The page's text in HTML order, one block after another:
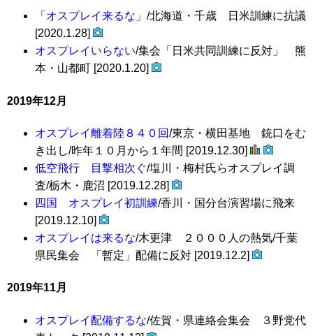
「オスプレイ来るな」 /北海道・千歳 日米訓練に抗議
[2020.1.28]
オスプレイいらない/集会「日米共同訓練に反対」 熊
本・山都町 [2020.1.20]
2019年12月
オスプレイ離着陸８４０回/東京・横田基地 銃口をむ
き出し/昨年１０月から１年間 [2019.12.30]
低空飛行 目撃相次ぐ/塩川・梅村氏らオスプレイ調
査/栃木・鹿沼 [2019.12.28]
四国 オスプレイ初訓練/香川・国分台演習場に飛来
[2019.12.10]
オスプレイは来るな/木更津 ２０００人の熱気/千葉
県民集会 「暫定」配備に反対 [2019.12.2]
2019年11月
オスプレイ配備するな/佐賀・県連絡会集会 ３野党代